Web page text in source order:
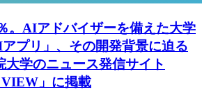
。AIアドバイザーを備えた大学
プリ」、その開発背景に迫る
学のニュース発信サイト
VIEW」に掲載